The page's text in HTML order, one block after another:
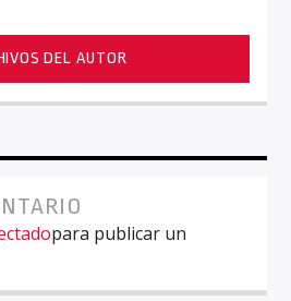
DEL AUTOR
para publicar un